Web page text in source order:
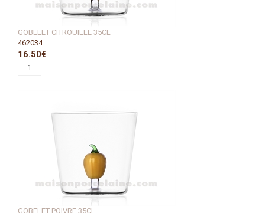
GOBELET CITROUILLE 35CL
462034
16.50€
GOBELET POIVRE 35CL